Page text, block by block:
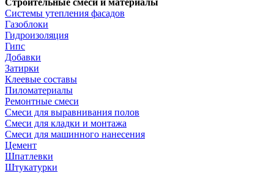
Строительные смеси и материалы
Системы утепления фасадов
Газоблоки
Гидроизоляция
Гипс
Добавки
Затирки
Клеевые составы
Пиломатериалы
Ремонтные смеси
Смеси для выравнивания полов
Смеси для кладки и монтажа
Смеси для машинного нанесения
Цемент
Шпатлевки
Штукатурки